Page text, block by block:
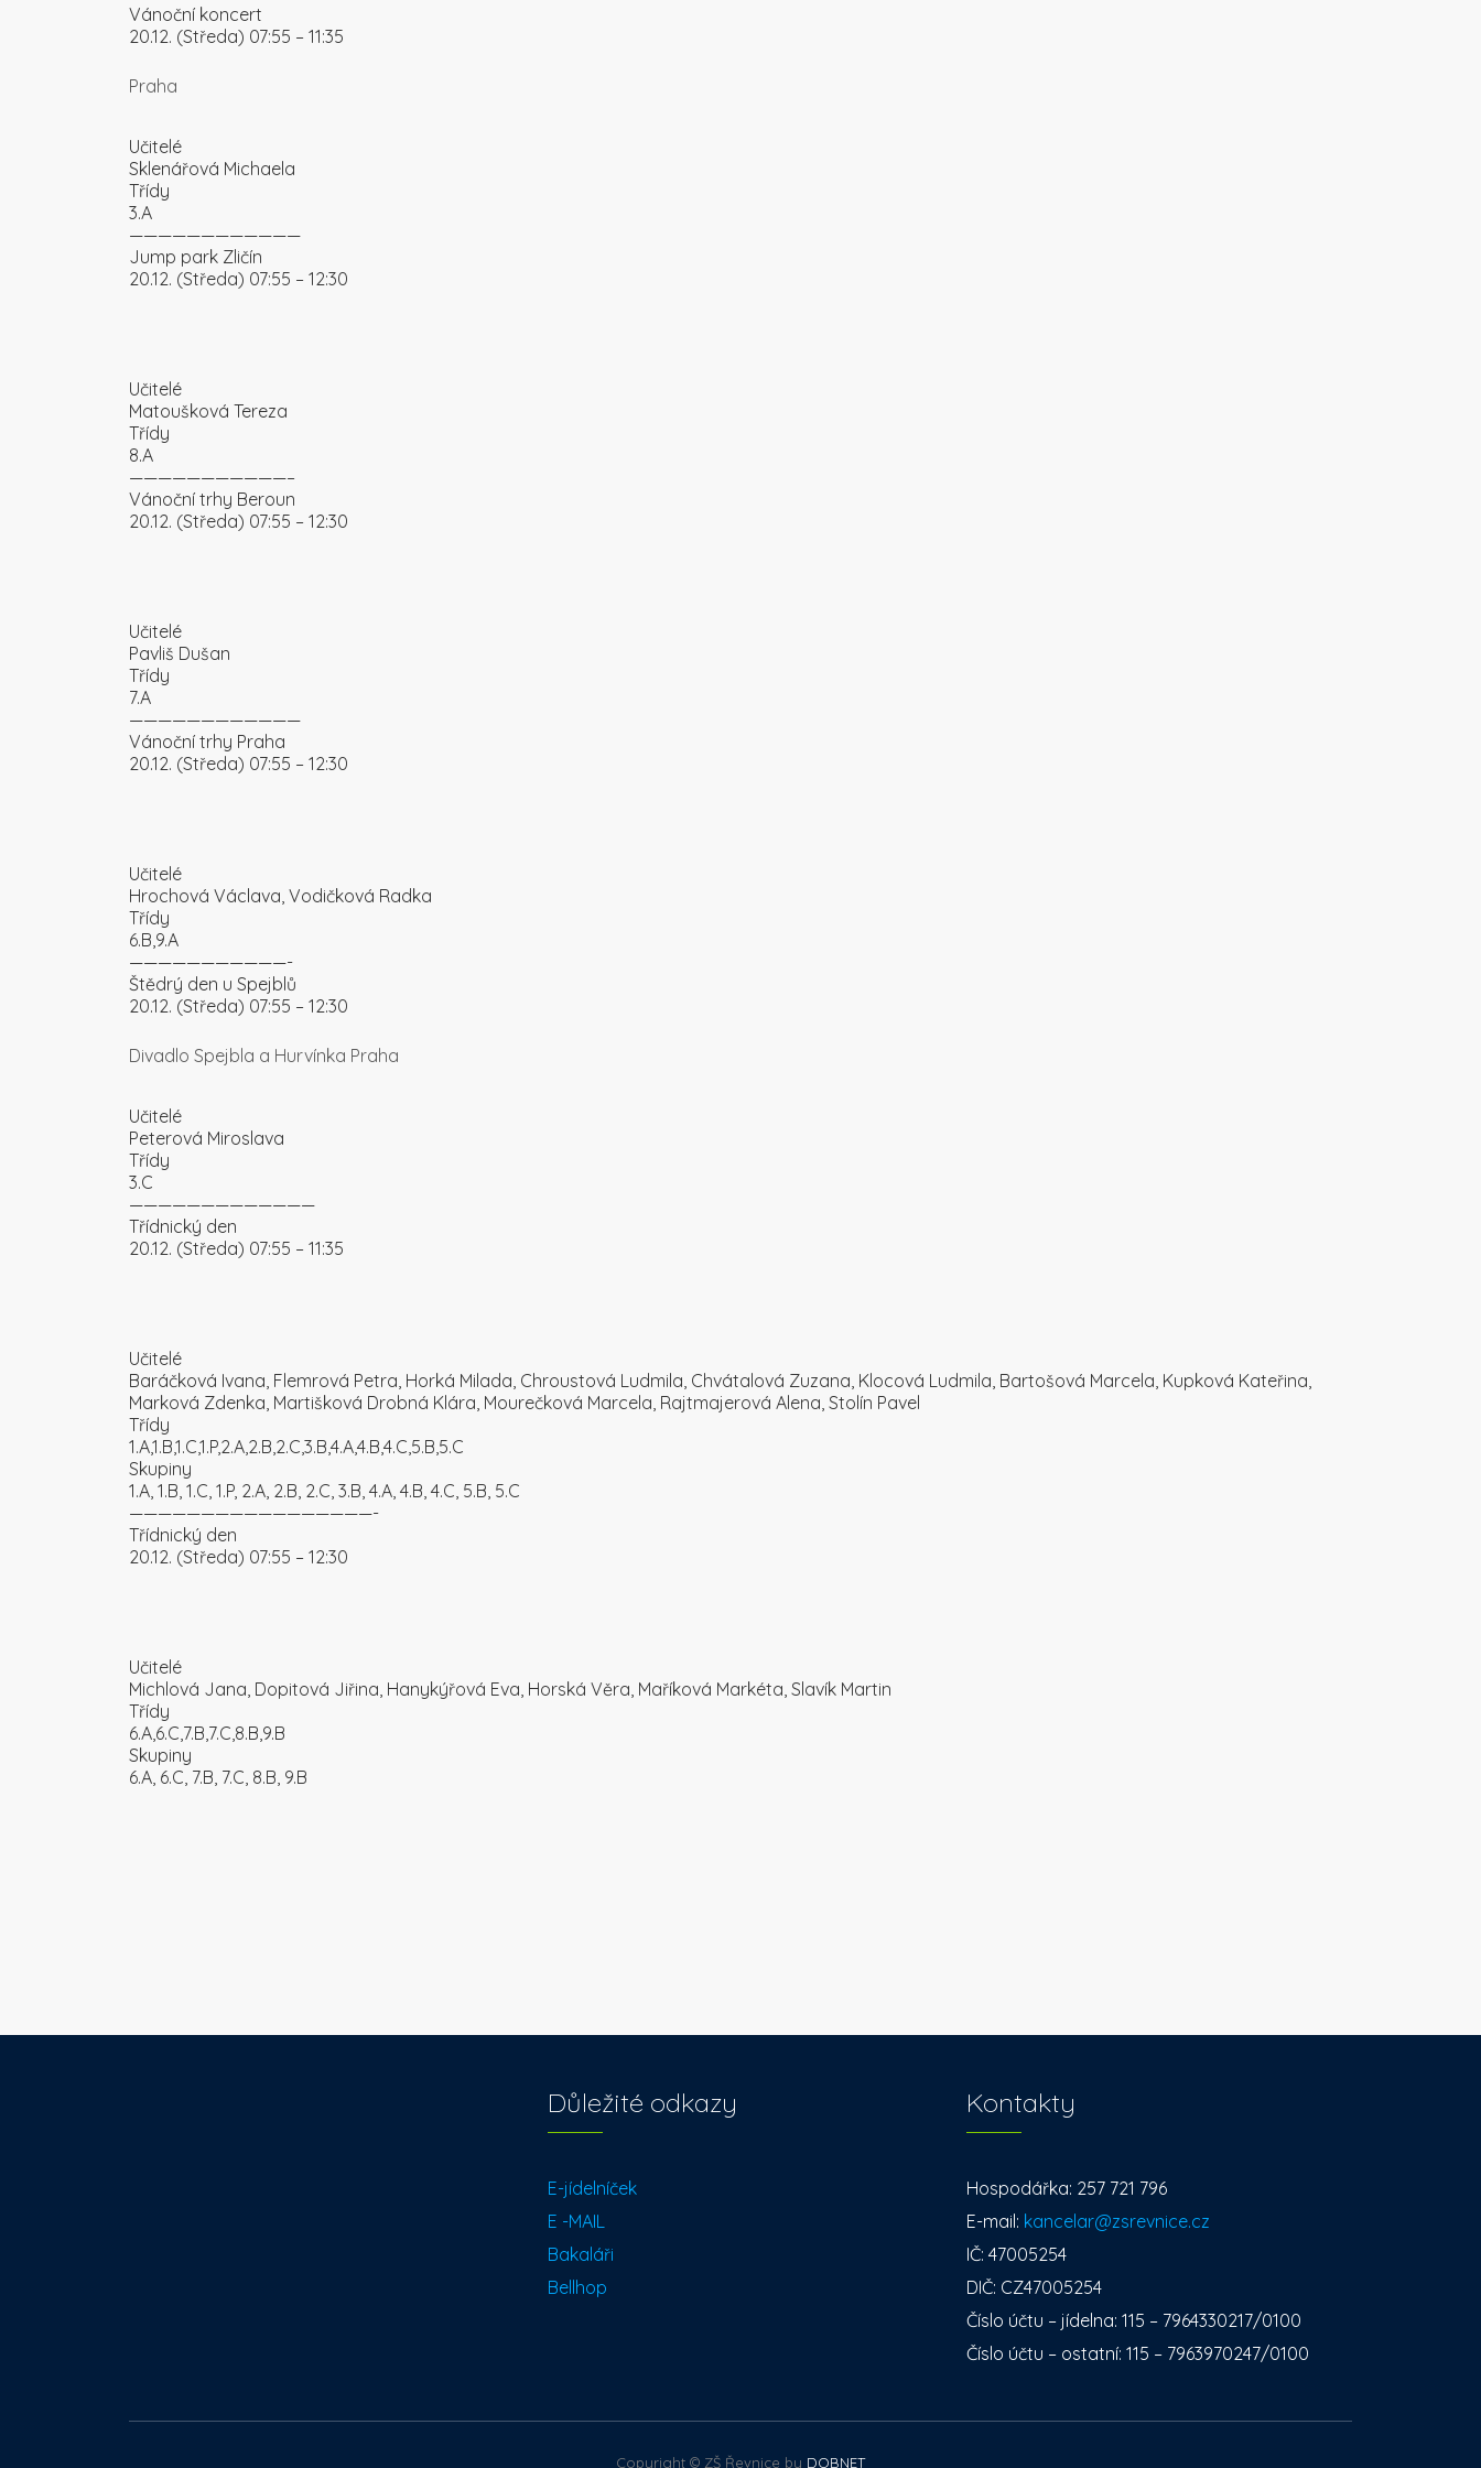
Vánoční koncert
20.12. (Středa) 07:55 – 11:35
Praha
Učitelé
Sklenářová Michaela
Třídy
3.A
————————————
Jump park Zličín
20.12. (Středa) 07:55 – 12:30
Učitelé
Matoušková Tereza
Třídy
8.A
———————————–
Vánoční trhy Beroun
20.12. (Středa) 07:55 – 12:30
Učitelé
Pavliš Dušan
Třídy
7.A
————————————
Vánoční trhy Praha
20.12. (Středa) 07:55 – 12:30
Učitelé
Hrochová Václava, Vodičková Radka
Třídy
6.B,9.A
———————————-
Štědrý den u Spejblů
20.12. (Středa) 07:55 – 12:30
Divadlo Spejbla a Hurvínka Praha
Učitelé
Peterová Miroslava
Třídy
3.C
—————————————
Třídnický den
20.12. (Středa) 07:55 – 11:35
Učitelé
Baráčková Ivana, Flemrová Petra, Horká Milada, Chroustová Ludmila, Chvátalová Zuzana, Klocová Ludmila, Bartošová Marcela, Kupková Kateřina,
Marková Zdenka, Martišková Drobná Klára, Mourečková Marcela, Rajtmajerová Alena, Stolín Pavel
Třídy
1.A,1.B,1.C,1.P,2.A,2.B,2.C,3.B,4.A,4.B,4.C,5.B,5.C
Skupiny
1.A, 1.B, 1.C, 1.P, 2.A, 2.B, 2.C, 3.B, 4.A, 4.B, 4.C, 5.B, 5.C
—————————————————-
Třídnický den
20.12. (Středa) 07:55 – 12:30
Učitelé
Michlová Jana, Dopitová Jiřina, Hanykýřová Eva, Horská Věra, Maříková Markéta, Slavík Martin
Třídy
6.A,6.C,7.B,7.C,8.B,9.B
Skupiny
6.A, 6.C, 7.B, 7.C, 8.B, 9.B
Důležité odkazy
E-jídelníček
E -MAIL
Bakaláři
Bellhop
Kontakty
Hospodářka: 257 721 796
E-mail: kancelar@zsrevnice.cz
IČ: 47005254
DIČ: CZ47005254
Číslo účtu – jídelna: 115 – 7964330217/0100
Číslo účtu – ostatní: 115 – 7963970247/0100
Copyright © ZŠ Řevnice by DOBNET